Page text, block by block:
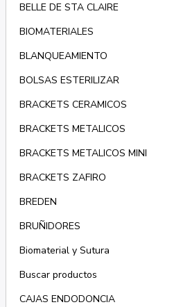
BELLE DE STA CLAIRE
BIOMATERIALES
BLANQUEAMIENTO
BOLSAS ESTERILIZAR
BRACKETS CERAMICOS
BRACKETS METALICOS
BRACKETS METALICOS MINI
BRACKETS ZAFIRO
BREDEN
BRUÑIDORES
Biomaterial y Sutura
Buscar productos
CAJAS ENDODONCIA